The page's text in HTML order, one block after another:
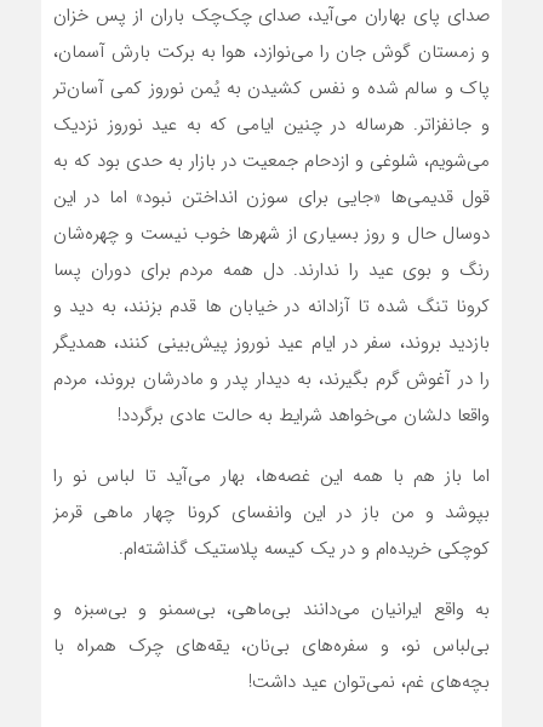
صدای پای بهاران می‌آید، صدای چک‌چک باران از پس خزان
و زمستان گوش جان را می‌نوازد، هوا به برکت بارش آسمان،
پاک و سالم شده و نفس کشیدن به یُمن نوروز کمی آسان‌تر
و جانفزاتر. هرساله در چنین ایامی که به عید نوروز نزدیک
می‌شویم، شلوغی و ازدحام جمعیت در بازار به حدی بود که به
قول قدیمی‌ها «جایی برای سوزن انداختن نبود» اما در این
دوسال حال و روز بسیاری از شهرها خوب نیست و چهره‌شان
رنگ و بوی عید را ندارند. دل همه مردم برای دوران پسا
کرونا تنگ شده تا آزادانه در خیابان ها قدم بزنند، به دید و
بازدید بروند، سفر در ایام عید نوروز پیش‌بینی کنند، همدیگر
را در آغوش گرم بگیرند، به دیدار پدر و مادرشان بروند، مردم
واقعا دلشان می‌خواهد شرایط به حالت عادی برگردد!
اما باز هم با همه این غصه‌ها، بهار می‌آید تا لباس نو را
بپوشد و من باز در این وانفسای کرونا چهار ماهي قرمز
کوچکی خریده‌ام و در یک کیسه پلاستیک گذاشته‌ام.
به واقع ایرانیان می‌دانند بی‌ماهی، بی‌سمنو و بی‌سبزه و
بی‌لباس نو، و سفره‌های بی‌نان، یقه‌های چرک همراه با
بچه‌های غم، نمی‌توان عيد داشت!